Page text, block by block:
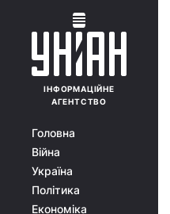
ІНФОРМАЦІЙНЕ
АГЕНТСТВО
Головна
Війна
Україна
Політика
Економіка